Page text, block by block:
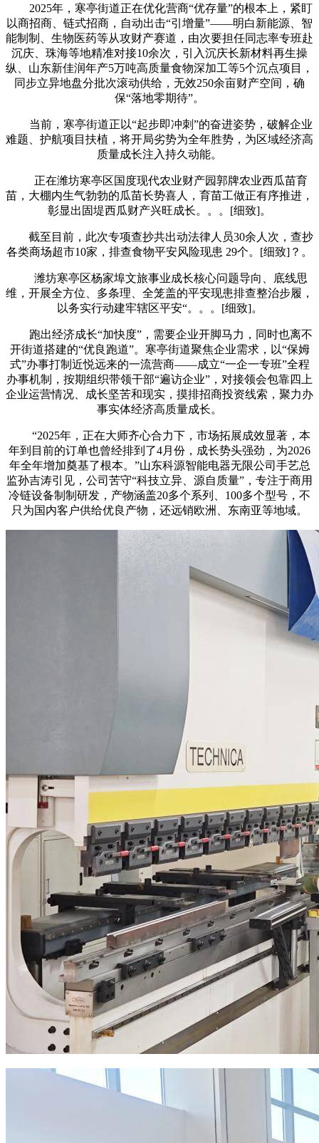
2025年，寒亭街道正在优化营商“优存量”的根本上，紧盯
以商招商、链式招商，自动出击“引增量”——明白新能源、智
能制制、生物医药等从攻财产赛道，由次要担任同志率专班赴
沉庆、珠海等地精准对接10余次，引入沉庆长新材料再生操
纵、山东新佳润年产5万吨高质量食物深加工等5个沉点项目，
同步立异地盘分批次滚动供给，无效250余亩财产空间，确
保“落地零期待”。
当前，寒亭街道正以“起步即冲刺”的奋进姿势，破解企业
难题、护航项目扶植，将开局劣势为全年胜势，为区域经济高
质量成长注入持久动能。
正在潍坊寒亭区国度现代农业财产园郭牌农业西瓜苗育
苗，大棚内生气勃勃的瓜苗长势喜人，育苗工做正有序推进，
彰显出固堤西瓜财产兴旺成长。。。[细致]。
截至目前，此次专项查抄共出动法律人员30余人次，查抄
各类商场超市10家，排查食物平安风险现患 29个。[细致]？。
潍坊寒亭区杨家埠文旅事业成长核心问题导向、底线思
维，开展全方位、多条理、全笼盖的平安现患排查整治步履，
以务实行动建牢辖区平安“。。。[细致]。
跑出经济成长“加快度”，需要企业开脚马力，同时也离不
开街道搭建的“优良跑道”。寒亭街道聚焦企业需求，以“保姆
式”办事打制近悦远来的一流营商——成立“一企一专班”全程
办事机制，按期组织带领干部“遍访企业”，对接领会包靠四上
企业运营情况、成长坚苦和现实，摸排招商投资线索，聚力办
事实体经济高质量成长。
“2025年，正在大师齐心合力下，市场拓展成效显著，本
年到目前的订单也曾经排到了4月份，成长势头强劲，为2026
年全年增加奠基了根本。”山东科源智能电器无限公司手艺总
监孙吉涛引见，公司苦守“科技立异、源自质量”，专注于商用
冷链设备制制研发，产物涵盖20多个系列、100多个型号，不
只为国内客户供给优良产物，还远销欧洲、东南亚等地域。